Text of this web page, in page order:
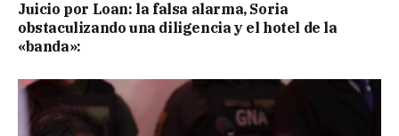
Juicio por Loan: la falsa alarma, Soria
obstaculizando una diligencia y el hotel de la
«banda»: